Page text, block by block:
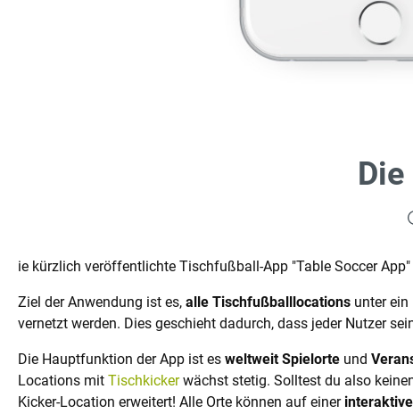
ie kürzlich veröffentlichte Tischfußball-App "Table Soccer
Ziel der Anwendung ist es, alle Tischfußballlocations unter
vernetzt werden. Dies geschieht dadurch, dass jeder Nutzer
Die Hauptfunktion der App ist es weltweit Spielorte und
Locations mit Tischkicker wächst stetig. Solltest du also
Kicker-Location erweitert! Alle Orte können auf einer